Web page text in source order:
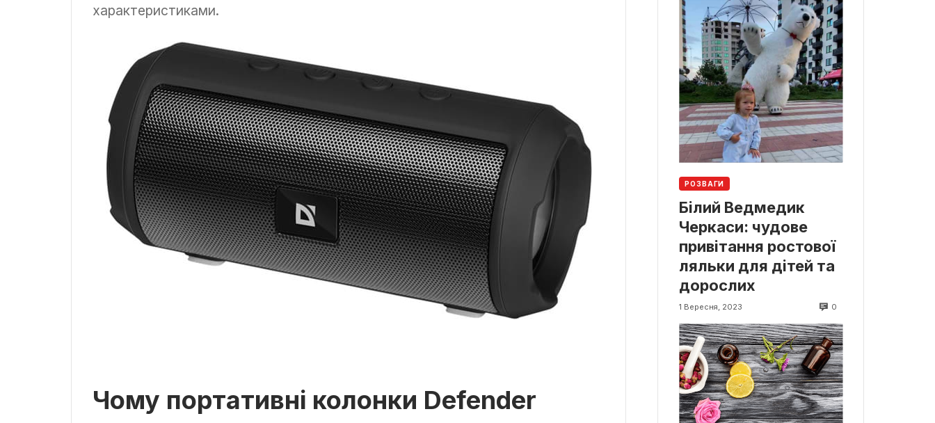
характеристиками.
Чому портативні колонки Defender
РОЗВАГИ
Білий Ведмедик
Черкаси: чудове
привітання ростової
ляльки для дітей та
дорослих
1 Вересня, 2023 0